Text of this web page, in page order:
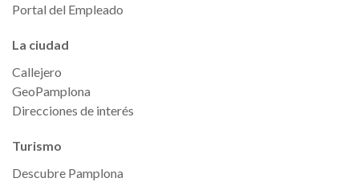
Portal del Empleado
La ciudad
Callejero
GeoPamplona
Direcciones de interés
Turismo
Descubre Pamplona